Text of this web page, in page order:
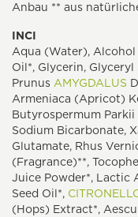
Anbau ** aus
INCI
Aqua (Water), Alcohol
Oil*, Glycerin,
Prunus AMYGDALUS
Armeniaca (Apricot)
Butyrospermum Parkii
Sodium Bicarbonate,
Glutamate, Rhus
(Fragrance)**,
Juice Powder*, Lactic
Seed Oil*,
(Hops) Extract*,